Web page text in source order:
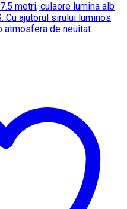
metri, culaore lumina alb
Cu ajutorul sirului luminos
atmosfera de neuitat.